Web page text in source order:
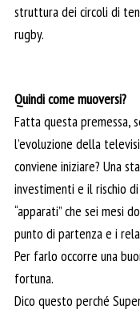
struttura dei circoli di
rugby.
Quindi come muoversi?
Fatta questa premessa,
l’evoluzione della
conviene iniziare? Una
investimenti e il rischio
“apparati” che sei mesi
punto di partenza e i
Per farlo occorre una
fortuna.
Dico questo perché